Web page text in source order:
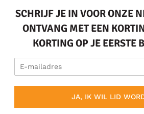
SCHRIJF JE IN VOOR ONZE
ONTVANG MET EEN
KORTING OP JE EERSTE
JA, IK WIL LID